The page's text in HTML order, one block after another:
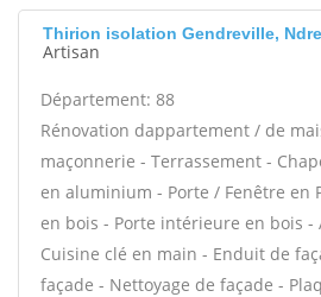
Thirion isolation Gendreville,
Artisan
Département: 88
Rénovation dappartement / de
maçonnerie - Terrassement -
en aluminium - Porte / Fenêtre en
en bois - Porte intérieure en bois -
Cuisine clé en main - Enduit de
façade - Nettoyage de façade -